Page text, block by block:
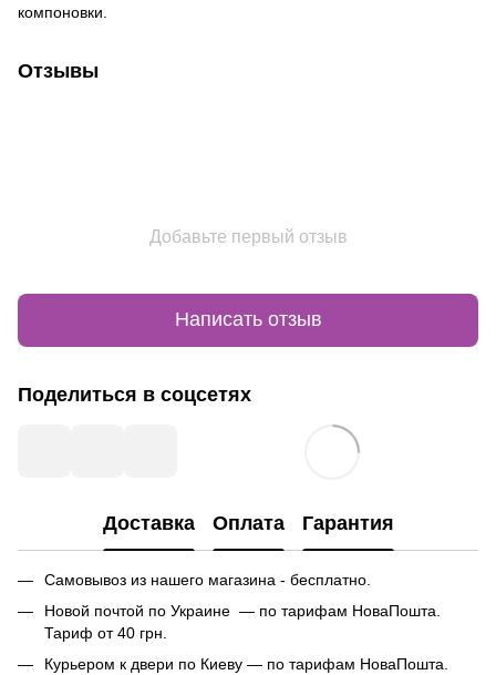
компоновки.
Отзывы
Добавьте первый отзыв
Написать отзыв
Поделиться в соцсетях
Доставка Оплата Гарантия
Самовывоз из нашего магазина - бесплатно.
Новой почтой по Украине — по тарифам НоваПошта.
Тариф от 40 грн.
Курьером к двери по Киеву — по тарифам НоваПошта.